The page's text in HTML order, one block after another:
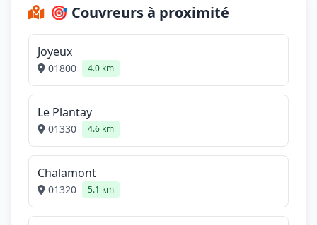
🎯 Couvreurs à proximité
Joyeux
01800 4.0 km
Le Plantay
01330 4.6 km
Chalamont
01320 5.1 km